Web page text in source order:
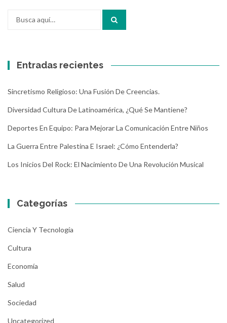
Entradas recientes
Sincretismo Religioso: Una Fusión De Creencias.
Diversidad Cultura De Latinoamérica, ¿Qué Se Mantiene?
Deportes En Equipo: Para Mejorar La Comunicación Entre Niños
La Guerra Entre Palestina E Israel: ¿Cómo Entenderla?
Los Inicios Del Rock: El Nacimiento De Una Revolución Musical
Categorías
Ciencia Y Tecnología
Cultura
Economía
Salud
Sociedad
Uncategorized